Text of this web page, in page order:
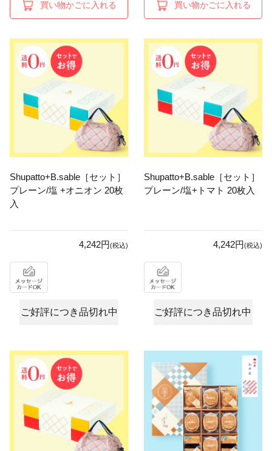
買い物かごに入れる 買い物かごに入れる
Shupatto+B.sable［セット］
プレーン/塩 +オニオン 20枚
入
4,242円(税込)
ご好評につき品切れ中
Shupatto+B.sable［セット］
プレーン/塩+トマト 20枚入
4,242円(税込)
ご好評につき品切れ中